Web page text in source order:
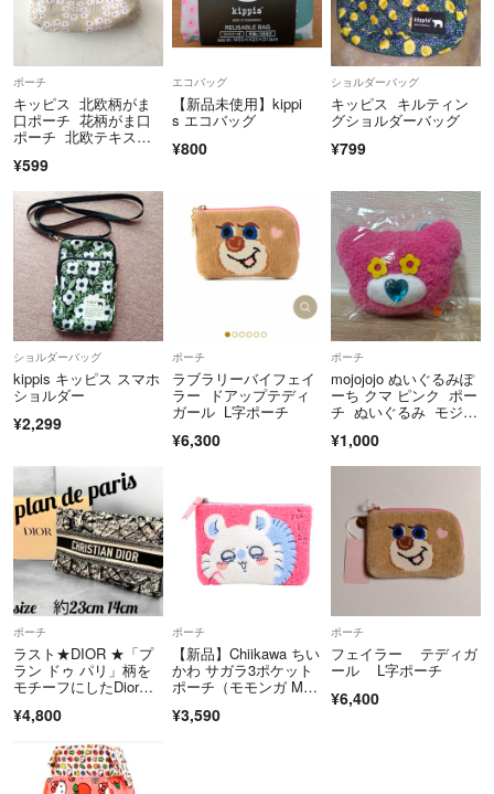
ポーチ
キッピス 北欧柄がま
口ポーチ 花柄がま口
ポーチ 北欧テキスタ
¥599
エコバッグ
【新品未使用】kippi
s エコバッグ
¥800
ショルダーバッグ
キッピス キルティン
グショルダーバッグ
¥799
ショルダーバッグ
kippis キッピス スマホ
ショルダー
¥2,299
ポーチ
ラブラリーバイフェイ
ラー ドアップテディ
ガール L字ポーチ
¥6,300
ポーチ
mojojojo ぬいぐるみぽ
ーち クマ ピンク ポー
チ ぬいぐるみ モジョ
¥1,000
ポーチ
ラスト★DIOR ★「プ
ラン ドゥ パリ」柄を
モチーフにしたDiorビ
ティ 即日発送
¥4,800
ポーチ
【新品】Chiikawa ちい
かわ サガラ3ポケット
ポーチ（モモンガ Mo
¥3,590
ポーチ
フェイラー テディガ
ール L字ポーチ
¥6,400